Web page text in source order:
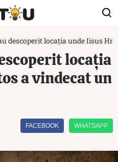
descoperit locația unde Iisus
locația
a vindecat un
FACEBOOK WHATSAPP